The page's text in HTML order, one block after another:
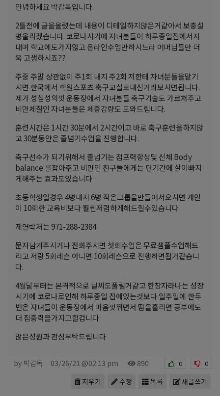
안녕하세요 박감독입니다.
2틀전에 글을올렸는데 내용이 디테일하지않은거같아서 보충설
명올리겠습니다. 코로나시기에 자녀분들이 하루종일집에서지
내며 학교에도가지않고 온라인수업만하시느라 어머님들만 더
욱 고생하시죠??
주중 주말 상관없이 주1회 내지 주2회 저한테 자녀분들을맡기
시면 한국에서 학원스포츠 축구교실보내신거라보시면됩니다.
제가 성심성의껏 운동장에서 자녀분들 축구기술도 가르쳐주고
비만체질인 자녀분들은 체중감량도 도와드립니다.
훈련시간은 1시간 30분에서 2시간이고 바로 축구훈련을하지않
고 30분동안은 줄넘기수업을 진행합니다.
축구선수가 되기위해서 줄넘기는 점프력향상및 신체 Body
balance 를잡아주고 비만인 친구들에게는 단기간에 살이빠지
게해주는 효과도있습니다
초등학생일경우 4명내지 6명 작은그룹을만들어서오시면 개인
이 10회한 교육비보다 훨씬저렴하게해드릴수있습니다
제연락처는 971-288-2384
문자남겨주시거나 전화주시면 첫회수업은 무료샘플수업해드
리고 저랑 5회레슨 아니면 10회레슨으로 진행하면될거같습니
다.
4월달부터는 본격적으로 날씨도풀릴거같고 한창자라나는 성장
시기에 코로나로인해 하루종일 집에있는것보다 일주일에 한두
번은 자녀들이 운동장에서 마음껏뛰면서 땀을흘리면 공부에도
더 집중력을가지고할겁니다
많은성원과 관심부탁드립니다
by 박감독 03/26/21 @02:13 pm 890 0 0
새글쓰기
목록
수정
지우기